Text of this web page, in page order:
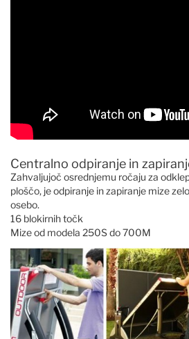
Centralno odpiranje in
Zahvaljujoč osrednjemu ročaju za
ploščo, je odpiranje in zapiranje mize
osebo.
16 blokirnih točk
Mize od modela 250S do 700M